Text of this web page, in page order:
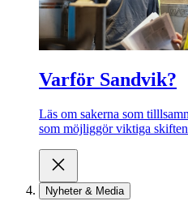
Varför Sandvik?
Läs om sakerna som
som möjliggör viktiga
Nyheter & Media